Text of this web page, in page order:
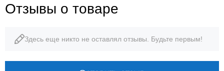
Циферблат:
Черный циферблат с четкими индексами и
акценты на стрелках и субциферблатах добавляют
изысканности и спортивного шарма. Три субциферблата
Отзывы о товаре
Здесь еще никто не оставлял отзывы. Будьте первым!